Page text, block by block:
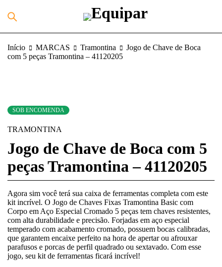
Início MARCAS Tramontina
Jogo de Chave de Boca
com 5 peças Tramontina – 41120205
SOB ENCOMENDA
TRAMONTINA
Jogo de Chave de Boca com 5
peças Tramontina – 41120205
Agora sim você terá sua caixa de ferramentas completa com este
kit incrível. O Jogo de Chaves Fixas Tramontina Basic com
Corpo em Aço Especial Cromado 5 peças tem chaves resistentes,
com alta durabilidade e precisão. Forjadas em aço especial
temperado com acabamento cromado, possuem bocas calibradas,
que garantem encaixe perfeito na hora de apertar ou afrouxar
parafusos e porcas de perfil quadrado ou sextavado. Com esse
jogo, seu kit de ferramentas ficará incrível!